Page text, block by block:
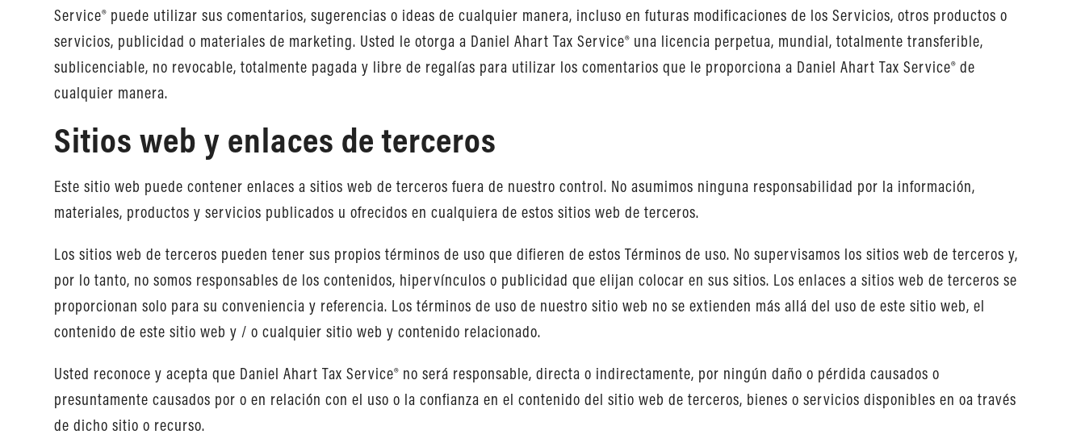
Service® puede utilizar sus comentarios, sugerencias o ideas de cualquier manera, incluso en futuras modificaciones de los Servicios, otros productos o
servicios, publicidad o materiales de marketing. Usted le otorga a Daniel Ahart Tax Service® una licencia perpetua, mundial, totalmente transferible,
sublicenciable, no revocable, totalmente pagada y libre de regalías para utilizar los comentarios que le proporciona a Daniel Ahart Tax Service® de
cualquier manera.
Sitios web y enlaces de terceros
Este sitio web puede contener enlaces a sitios web de terceros fuera de nuestro control. No asumimos ninguna responsabilidad por la información,
materiales, productos y servicios publicados u ofrecidos en cualquiera de estos sitios web de terceros.
Los sitios web de terceros pueden tener sus propios términos de uso que difieren de estos Términos de uso. No supervisamos los sitios web de terceros y,
por lo tanto, no somos responsables de los contenidos, hipervínculos o publicidad que elijan colocar en sus sitios. Los enlaces a sitios web de terceros se
proporcionan solo para su conveniencia y referencia. Los términos de uso de nuestro sitio web no se extienden más allá del uso de este sitio web, el
contenido de este sitio web y / o cualquier sitio web y contenido relacionado.
Usted reconoce y acepta que Daniel Ahart Tax Service® no será responsable, directa o indirectamente, por ningún daño o pérdida causados ​​o
presuntamente causados ​​por o en relación con el uso o la confianza en el contenido del sitio web de terceros, bienes o servicios disponibles en oa través
de dicho sitio o recurso.